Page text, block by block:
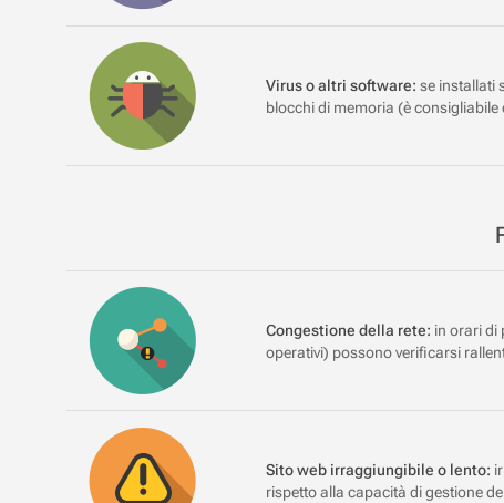
Virus o altri software: se installati
blocchi di memoria (è
Congestione della rete: in orari di
operativi) possono verificarsi
Sito web irraggiungibile o lento:
rispetto alla capacità di gestione